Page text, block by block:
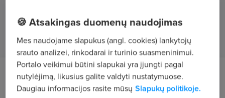
Žiūrėti skelbimus
Darbo aprašymas
🍪 Atsakingas duomenų naudojimas
Mes naudojame slapukus (angl. cookies) lankytojų
srauto analizei, rinkodarai ir turinio suasmeninimui.
Portalo veikimui būtini slapukai yra įjungti pagal
nutylėjimą, likusius galite valdyti nustatymuose.
Daugiau informacijos rasite mūsų Slapukų politikoje.